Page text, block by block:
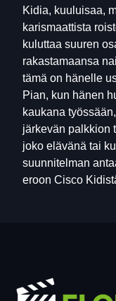
Kidia, kuuluisaa,
karismaattista
kuluttaa suuren
rakastamaansa
tämä on hänelle
Pian, kun hänen
kaukana
järkevän palkkion
joko elävänä tai
suunnitelman
eroon Cisco